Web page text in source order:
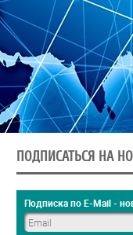
ПОДПИСАТЬСЯ НА
Подписка по E-Mail -